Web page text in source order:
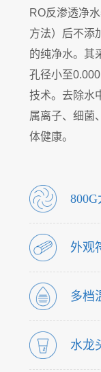
RO反渗透净
方法）后不添
的纯净水。其
孔径小至
技术。去除水
属离子、细菌
体健康。
外观
多档
水龙